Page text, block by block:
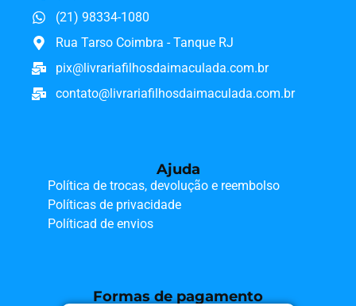
(21) 98334-1080
Rua Tarso Coimbra - Tanque RJ
pix@livrariafilhosdaimaculada.com.br
contato@livrariafilhosdaimaculada.com.br
Ajuda
Política de trocas, devolução e reembolso
Políticas de privacidade
Políticad de envios
Formas de pagamento